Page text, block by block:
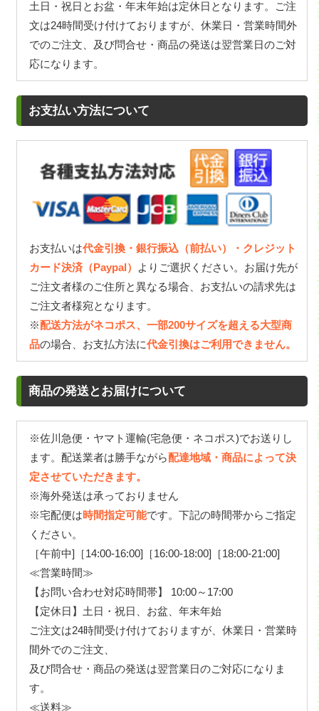
土日・祝日とお盆・年末年始は定休日となります。ご注
文は24時間受け付けておりますが、休業日・営業時間外
でのご注文、及び問合せ・商品の発送は翌営業日のご対
応になります。
お支払い方法について
お支払いは代金引換・銀行振込（前払い）・クレジット
カード決済（Paypal）
よりご選択ください。お届け先が
ご注文者様のご住所と異なる場合、お支払いの請求先は
ご注文者様宛となります。
※配送方法がネコポス、一部200サイズを超える大型商
品の場合、お支払方法に代金引換はご利用できません。
商品の発送とお届けについて
※佐川急便・ヤマト運輸(宅急便・ネコポス)でお送りし
ます。配送業者は勝手ながら配達地域・商品によって決
定させていただきます。
※海外発送は承っておりません
※宅配便は時間指定可能です。下記の時間帯からご指定
ください。
［午前中]［14:00-16:00]［16:00-18:00]［18:00-21:00]
≪営業時間≫
【お問い合わせ対応時間帯】 10:00～17:00
【定休日】土日・祝日、お盆、年末年始
ご注文は24時間受け付けておりますが、休業日・営業時
間外でのご注文、
及び問合せ・商品の発送は翌営業日のご対応になりま
す。
≪送料≫